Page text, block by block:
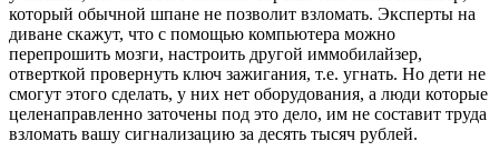
который обычной шпане не позволит взломать. Эксперты на
диване скажут, что с помощью компьютера можно
перепрошить мозги, настроить другой иммобилайзер,
отверткой провернуть ключ зажигания, т.е. угнать. Но дети не
смогут этого сделать, у них нет оборудования, а люди которые
целенаправленно заточены под это дело, им не составит труда
взломать вашу сигнализацию за десять тысяч рублей.